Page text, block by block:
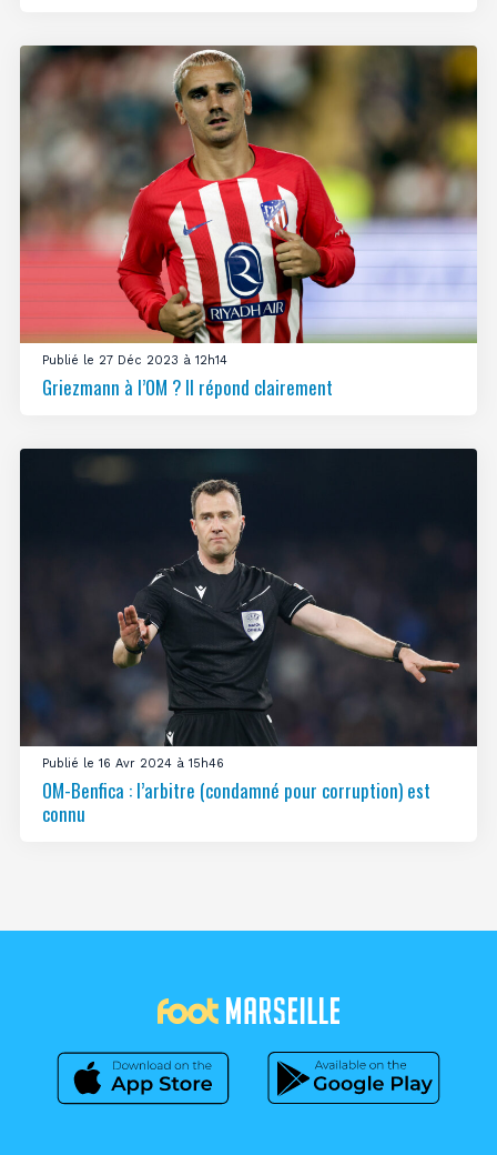
Publié le 27 Déc 2023 à 12h14
Griezmann à l’OM ? Il répond clairement
Publié le 16 Avr 2024 à 15h46
OM-Benfica : l’arbitre (condamné pour corruption) est
connu